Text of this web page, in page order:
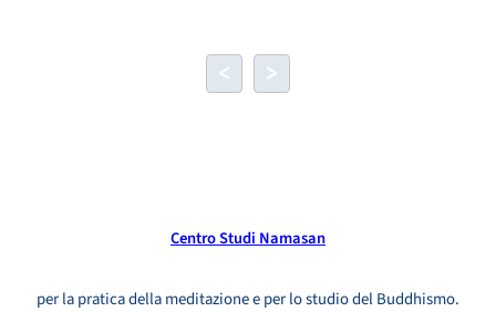
< >
Centro Studi Namasan
per la pratica della meditazione e per lo studio del Buddhismo.